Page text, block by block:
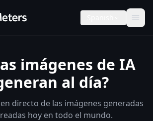
imágenes de IA
al día?
directo de las imágenes generadas
hoy en todo el mundo.